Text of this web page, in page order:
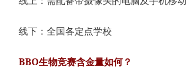
线下：全国各定点学校
BBO生物竞赛含金量如何？